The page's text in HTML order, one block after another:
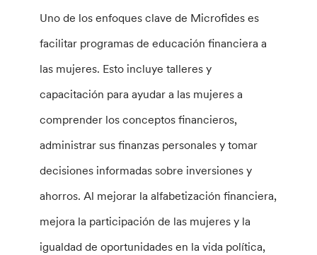
Uno de los enfoques clave de Microfides es
facilitar programas de educación financiera a
las mujeres. Esto incluye talleres y
capacitación para ayudar a las mujeres a
comprender los conceptos financieros,
administrar sus finanzas personales y tomar
decisiones informadas sobre inversiones y
ahorros. Al mejorar la alfabetización financiera,
mejora la participación de las mujeres y la
igualdad de oportunidades en la vida política,